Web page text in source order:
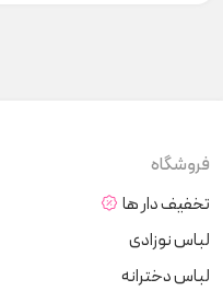
فروشگاه
تخفیف دار ها
لباس نوزادی
لباس دخترانه